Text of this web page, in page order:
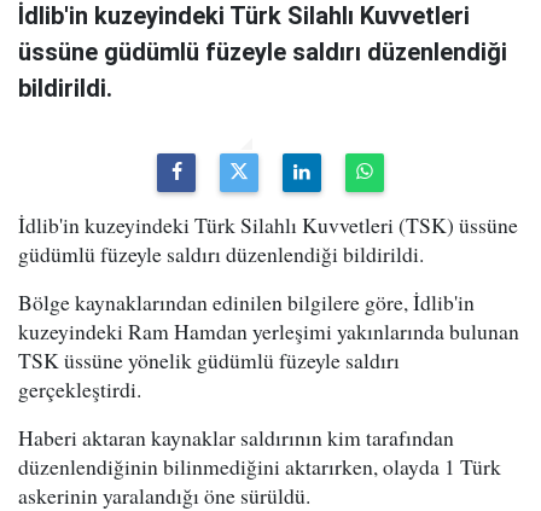
İdlib'in kuzeyindeki Türk Silahlı Kuvvetleri
üssüne güdümlü füzeyle saldırı düzenlendiği
bildirildi.
İdlib'in kuzeyindeki Türk Silahlı Kuvvetleri (TSK) üssüne
güdümlü füzeyle saldırı düzenlendiği bildirildi.
Bölge kaynaklarından edinilen bilgilere göre, İdlib'in
kuzeyindeki Ram Hamdan yerleşimi yakınlarında bulunan
TSK üssüne yönelik güdümlü füzeyle saldırı
gerçekleştirdi.
Haberi aktaran kaynaklar saldırının kim tarafından
düzenlendiğinin bilinmediğini aktarırken, olayda 1 Türk
askerinin yaralandığı öne sürüldü.